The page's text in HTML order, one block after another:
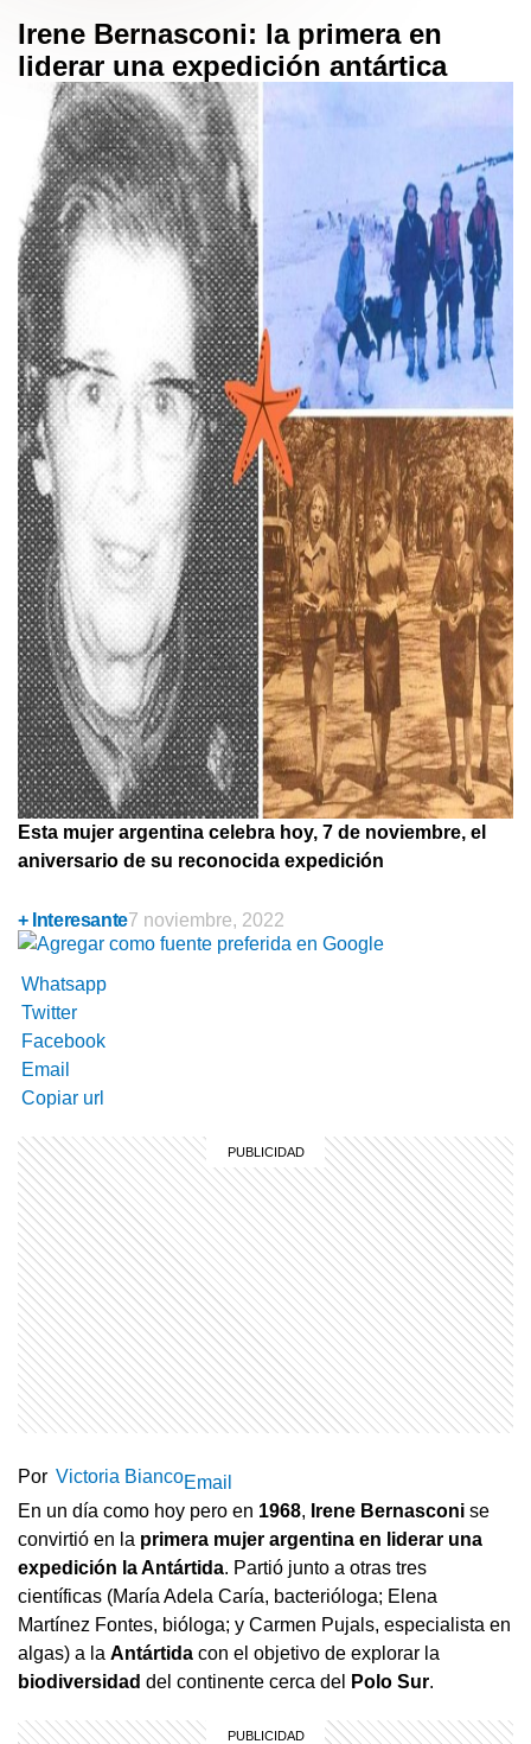
Irene Bernasconi: la primera en
liderar una expedición antártica
Esta mujer argentina celebra hoy, 7 de noviembre, el
aniversario de su reconocida expedición
+ Interesante7 noviembre, 2022
Whatsapp
Twitter
Facebook
Email
Copiar url
Por Victoria BiancoEmail
En un día como hoy pero en 1968, Irene Bernasconi se
convirtió en la primera mujer argentina en liderar una
expedición la Antártida. Partió junto a otras tres
científicas (María Adela Caría, bacterióloga; Elena
Martínez Fontes, bióloga; y Carmen Pujals, especialista en
algas) a la Antártida con el objetivo de explorar la
biodiversidad del continente cerca del Polo Sur.